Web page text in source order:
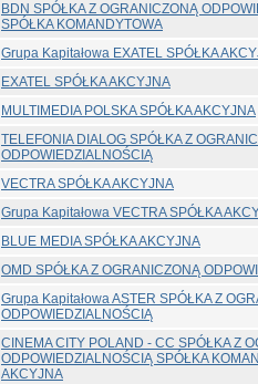
BDN SPÓŁKA Z OGRANICZONĄ
SPÓŁKA KOMANDYTOWA
Grupa Kapitałowa EXATEL SPÓŁKA
EXATEL SPÓŁKA AKCYJNA
MULTIMEDIA POLSKA SPÓŁKA AKCYJNA
TELEFONIA DIALOG SPÓŁKA Z
ODPOWIEDZIALNOŚCIĄ
VECTRA SPÓŁKA AKCYJNA
Grupa Kapitałowa VECTRA SPÓŁKA
BLUE MEDIA SPÓŁKA AKCYJNA
OMD SPÓŁKA Z OGRANICZONĄ
Grupa Kapitałowa ASTER SPÓŁKA Z
ODPOWIEDZIALNOŚCIĄ
CINEMA CITY POLAND - CC SPÓŁKA Z
ODPOWIEDZIALNOŚCIĄ SPÓŁKA
AKCYJNA